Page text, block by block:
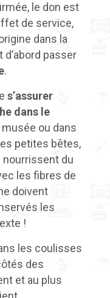
le don est
de service,
dans la
passer
.
s’assurer
dans le
ou dans
petites bêtes,
nourrissent du
les fibres de
doivent
les
!
les coulisses
des
et au plus